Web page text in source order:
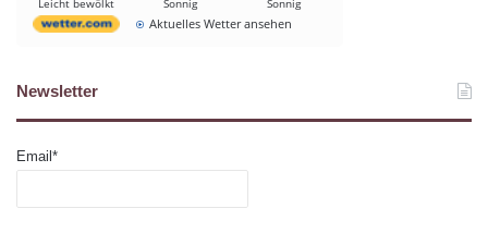
Aktuelles Wetter ansehen
Newsletter
Email*